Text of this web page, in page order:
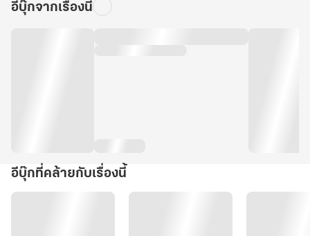
อีบุ๊กจากเรื่องนี้
อีบุ๊กที่คล้ายกับเรื่องนี้